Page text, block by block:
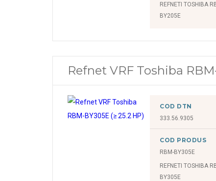
REFNETI TOSHIBA
BY205E
Refnet VRF Toshiba
COD DTN
333.56.9305
COD PRODUS
RBM-BY305E
REFNETI TOSHIBA
BY305E